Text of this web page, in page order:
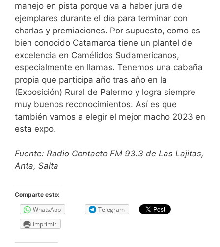
manejo en pista porque va a haber jura de
ejemplares durante el día para terminar con
charlas y premiaciones. Por supuesto, como es
bien conocido Catamarca tiene un plantel de
excelencia en Camélidos Sudamericanos,
especialmente en llamas. Tenemos una cabaña
propia que participa año tras año en la
(Exposición) Rural de Palermo y logra siempre
muy buenos reconocimientos. Así es que
también vamos a elegir el mejor macho 2023 en
esta expo.
Fuente: Radio Contacto FM 93.3 de Las Lajitas,
Anta, Salta
Comparte esto:
WhatsApp
Telegram
Imprimir